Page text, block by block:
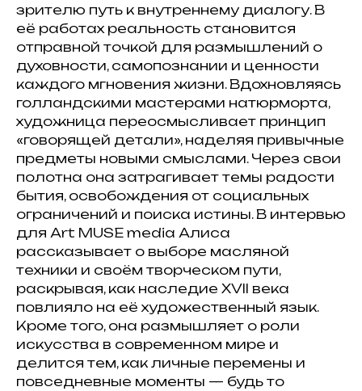
зрителю путь к внутреннему диалогу. В
её работах реальность становится
отправной точкой для размышлений о
духовности, самопознании и ценности
каждого мгновения жизни. Вдохновляясь
голландскими мастерами натюрморта,
художница переосмысливает принцип
«говорящей детали», наделяя привычные
предметы новыми смыслами. Через свои
полотна она затрагивает темы радости
бытия, освобождения от социальных
ограничений и поиска истины. В интервью
для Art MUSE media Алиса
рассказывает о выборе масляной
техники и своём творческом пути,
раскрывая, как наследие XVII века
повлияло на её художественный язык.
Кроме того, она размышляет о роли
искусства в современном мире и
делится тем, как личные перемены и
повседневные моменты — будь то